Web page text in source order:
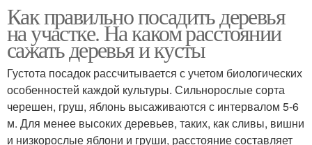
Дерева по стилистике Дерева для дачи
Дерева с зонтичной
кроной
Хвойные дерева
Как правильно посадить деревья
на участке. На каком расстоянии
сажать деревья и кусты
Густота посадок рассчитывается с учетом биологических
особенностей каждой культуры. Сильнорослые сорта
черешен, груш, яблонь высаживаются с интервалом 5-6
м. Для менее высоких деревьев, таких, как сливы, вишни
и низкорослые яблони и груши, расстояние составляет